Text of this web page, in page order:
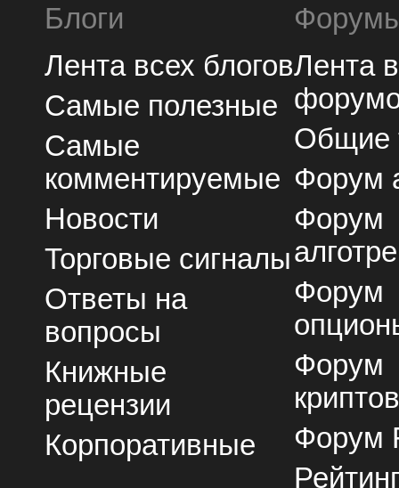
Блоги
Лента всех блогов
Самые полезные
Самые
комментируемые
Новости
Торговые сигналы
Ответы на
вопросы
Книжные
рецензии
Корпоративные
Лента
Общие
Форум
Форум
Форум
Форум
Форум